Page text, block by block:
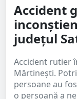
Accident
județul
Accident rutier
Mărtinești.
persoane au
o persoană a